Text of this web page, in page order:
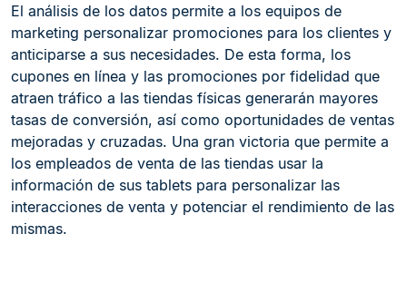
El análisis de los datos permite a los equipos de
marketing personalizar promociones para los clientes y
anticiparse a sus necesidades. De esta forma, los
cupones en línea y las promociones por fidelidad que
atraen tráfico a las tiendas físicas generarán mayores
tasas de conversión, así como oportunidades de ventas
mejoradas y cruzadas. Una gran victoria que permite a
los empleados de venta de las tiendas usar la
información de sus tablets para personalizar las
interacciones de venta y potenciar el rendimiento de las
mismas.